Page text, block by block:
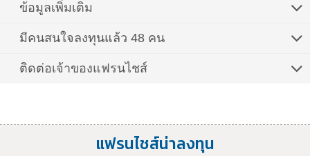
ข้อมูลเพิ่มเติม
มีคนสนใจลงทุนแล้ว 48 คน
ติดต่อเจ้าของแฟรนไชส์
แฟรนไชส์น่าลงทุน